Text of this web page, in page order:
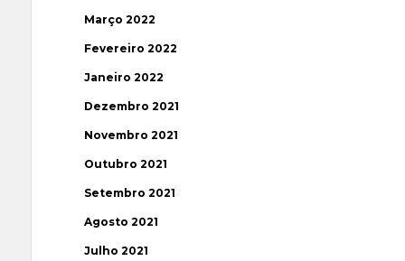
Março 2022
Fevereiro 2022
Janeiro 2022
Dezembro 2021
Novembro 2021
Outubro 2021
Setembro 2021
Agosto 2021
Julho 2021